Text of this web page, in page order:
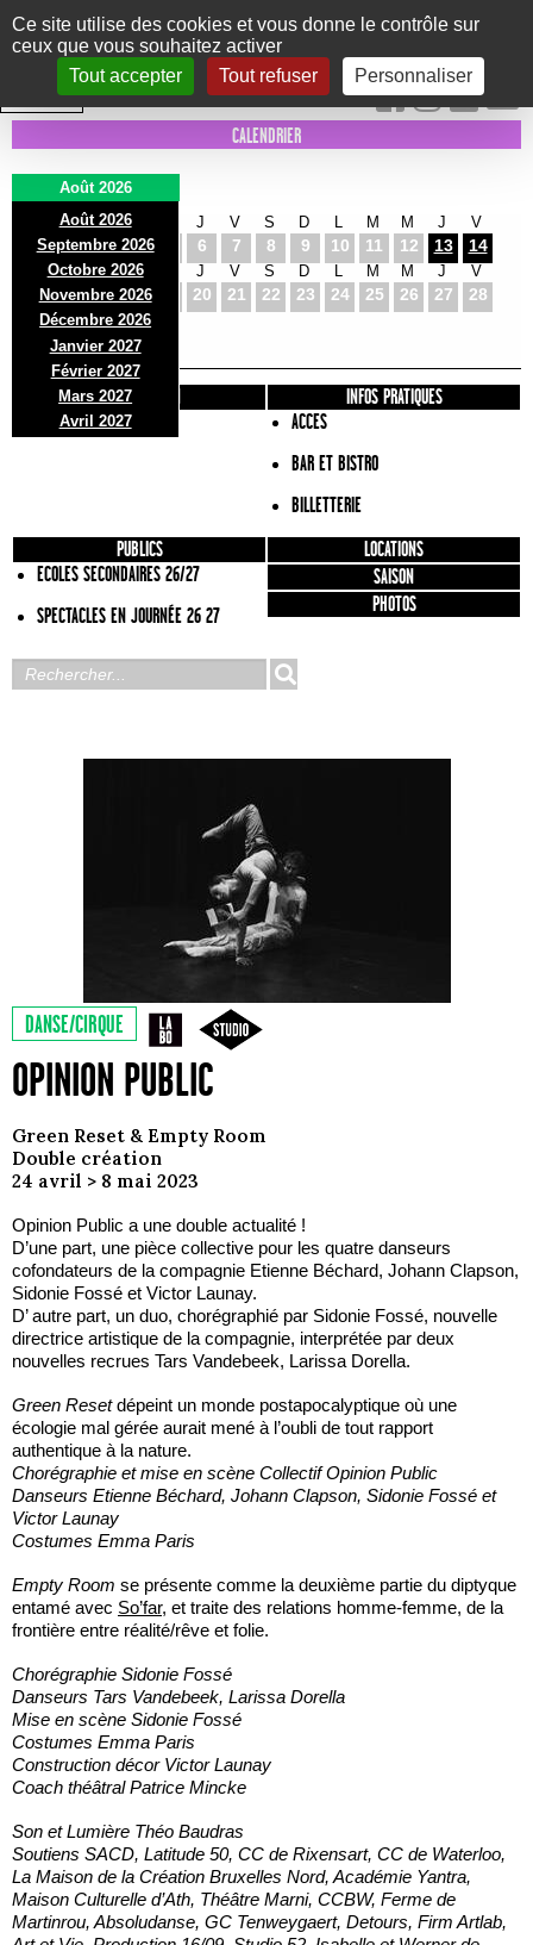
Panneau de gestion des cookies
Ce site utilise des cookies et vous donne le contrôle sur
ceux que vous souhaitez activer
Tout accepter
Tout refuser Personnaliser
Le Marni
CONCERTS DANSE/CIRQUE THÉÂTRE KIDS EXPOS EVENTS
INTRA MUROS
CALENDRIER
Août 2026
Août 2026
Septembre 2026
Octobre 2026
Novembre 2026
Décembre 2026
Janvier 2027
Février 2027
Mars 2027
Avril 2027
D
2
L
3
M
4
J
6
V
7
S
8
D
9 10
M
11
M
12
J
13
V
14
D
16
L
17
M
18
J
20
V
21
S
22
D
23 24
M
25
M
26
J
27
V
28
D
30
L
31
PRÉSENTATION
INFOS PRATIQUES
ACCES
BAR ET BISTRO
BILLETTERIE
PUBLICS
ECOLES SECONDAIRES 26/27
SPECTACLES EN JOURNÉE 26 27
LOCATIONS
SAISON
PHOTOS
DANSE/CIRQUE
OPINION PUBLIC
Green Reset & Empty Room
Double création
24 avril > 8 mai 2023
Opinion Public a une double actualité !
D’une part, une pièce collective pour les quatre danseurs
cofondateurs de la compagnie Etienne Béchard, Johann Clapson,
Sidonie Fossé et Victor Launay.
D’ autre part, un duo, chorégraphié par Sidonie Fossé, nouvelle
directrice artistique de la compagnie, interprétée par deux
nouvelles recrues Tars Vandebeek, Larissa Dorella.
Green Resetdépeint un monde postapocalyptique où une
écologie mal gérée aurait mené à l’oubli de tout rapport
authentique à la nature.
Chorégraphie et mise en scène Collectif Opinion Public
Danseurs Etienne Béchard, Johann Clapson, Sidonie Fossé et
Victor Launay
Costumes Emma Paris
Empty Room se présente comme la deuxième partie du diptyque
entamé avec So’far, et traite des relations homme-femme, de la
frontière entre réalité/rêve et folie.
Chorégraphie Sidonie Fossé
Danseurs Tars Vandebeek, Larissa Dorella
Mise en scène Sidonie Fossé
Costumes Emma Paris
Construction décor Victor Launay
Coach théâtral Patrice Mincke
Son et Lumière Théo Baudras
Soutiens SACD, Latitude 50, CC de Rixensart, CC de Waterloo,
La Maison de la Création Bruxelles Nord, Académie Yantra,
Maison Culturelle d’Ath, Théâtre Marni, CCBW, Ferme de
Martinrou, Absoludanse, GC Tenweygaert, Detours, Firm Artlab,